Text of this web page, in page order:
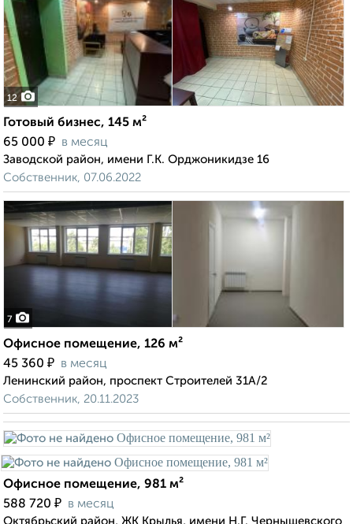
12
Готовый бизнес, 145 м²
65 000 ₽ в месяц
Заводской район, имени Г.К. Орджоникидзе 16
Собственник, 07.06.2022
7
Офисное помещение, 126 м²
45 360 ₽ в месяц
Ленинский район, проспект Строителей 31А/2
Собственник, 20.11.2023
Офисное помещение, 981 м²
588 720 ₽ в месяц
Октябрьский район, ЖК Крылья, имени Н.Г. Чернышевского